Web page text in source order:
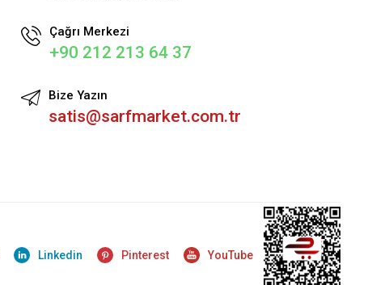
Çağrı Merkezi
+90 212 213 64 37
Bize Yazın
satis@sarfmarket.com.tr
Linkedin Pinterest YouTube